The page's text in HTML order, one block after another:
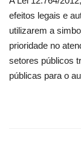
efeitos legais e
utilizarem a
prioridade no
setores públicos
públicas para o